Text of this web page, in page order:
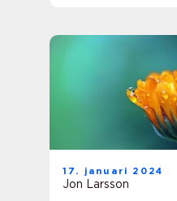
17. januari 2024
Jon Larsson